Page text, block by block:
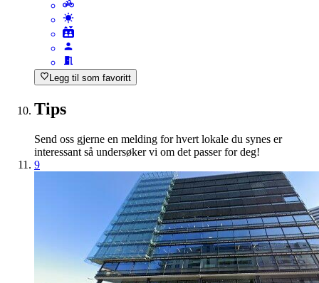
Legg til som favoritt
Tips
Send oss gjerne en melding for hvert lokale du synes er
interessant så undersøker vi om det passer for deg!
9